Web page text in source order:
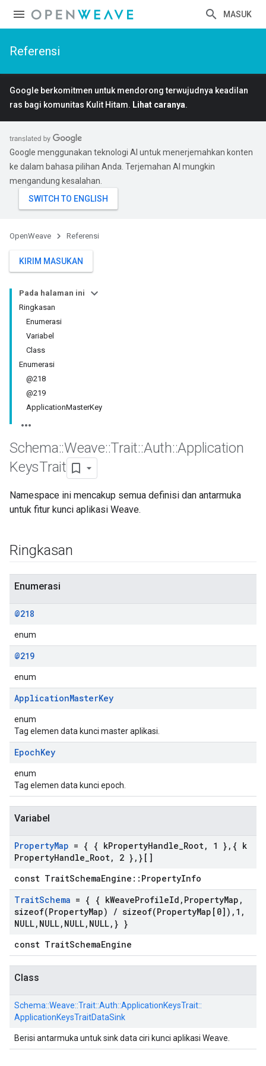
MASUK
Referensi
Google berkomitmen untuk mendorong terwujudnya keadilan
ras bagi komunitas Kulit Hitam. Lihat caranya.
Google menggunakan teknologi AI untuk menerjemahkan konten
ke dalam bahasa pilihan Anda. Terjemahan AI mungkin
mengandung kesalahan.
OpenWeave Referensi
KIRIM MASUKAN
Pada halaman ini
Ringkasan
Enumerasi
Variabel
Class
Enumerasi
@218
@219
ApplicationMasterKey
Schema::Weave::Trait::Auth::Application
KeysTrait
Namespace ini mencakup semua definisi dan antarmuka
untuk fitur kunci aplikasi Weave.
Ringkasan
Enumerasi
@218
enum
@219
enum
ApplicationMasterKey
enum
Tag elemen data kunci master aplikasi.
EpochKey
enum
Tag elemen data kunci epoch.
Variabel
PropertyMap = { { kPropertyHandle Root, 1 } , { k
PropertyHandle Root, 2 } , }[]
const TraitSchemaEngine::PropertyInfo
TraitSchema = { { kWeaveProfileId , PropertyMap ,
sizeof(PropertyMap) / sizeof(PropertyMap[0]) , 1 ,
NULL, NULL, NULL, NULL, } }
const TraitSchemaEngine
Class
Schema::Weave::Trait::Auth::ApplicationKeysTrait::
ApplicationKeysTraitDataSink
Berisi antarmuka untuk sink data ciri kunci aplikasi Weave.